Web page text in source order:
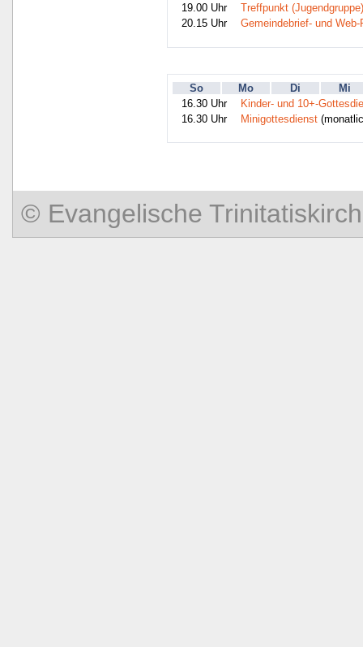
19.00 Uhr
Treffpunkt (Jugendgruppe)
20.15 Uhr
Gemeindebrief- und Web-
So Mo Di
Mi
16.30 Uhr
Kinder- und 10+-
16.30 Uhr
Minigottesdienst
© Evangelische